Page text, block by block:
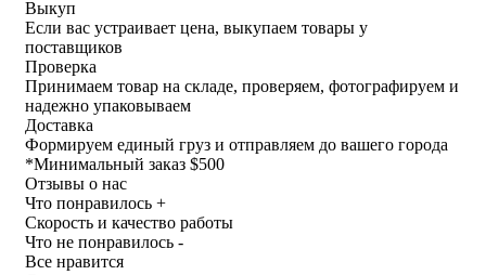
Выкуп
Если вас устраивает цена, выкупаем товары у
поставщиков
Проверка
Принимаем товар на складе, проверяем, фотографируем и
надежно упаковываем
Доставка
Формируем единый груз и отправляем до вашего города
*Минимальный заказ $500
Отзывы о нас
Что понравилось +
Скорость и качество работы
Что не понравилось -
Все нравится